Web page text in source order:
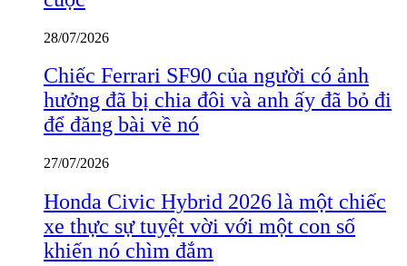
28/07/2026
Chiếc Ferrari SF90 của người có ảnh
hưởng đã bị chia đôi và anh ấy đã bỏ đi
để đăng bài về nó
27/07/2026
Honda Civic Hybrid 2026 là một chiếc
xe thực sự tuyệt vời với một con số
khiến nó chìm đắm